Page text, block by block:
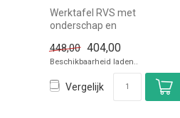
Werktafel RVS met
onderschap en
88(H)x100x60cm |Gastr...
448,00 404,00
Beschikbaarheid laden..
Vergelijk